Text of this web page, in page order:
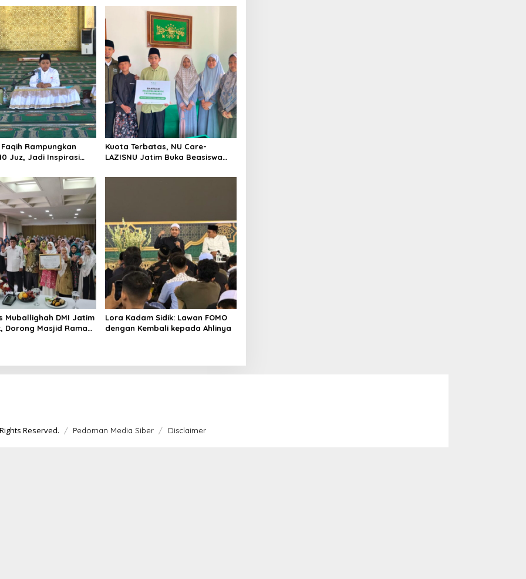
Rampungkan
Juz, Jadi Inspirasi
Kuota Terbatas, NU Care-
LAZISNU Jatim Buka Beasiswa
Muballighah DMI Jatim
Dorong Masjid Ramah
Lora Kadam Sidik: Lawan FOMO
dengan Kembali kepada Ahlinya
Reserved. Pedoman Media Siber Disclaimer